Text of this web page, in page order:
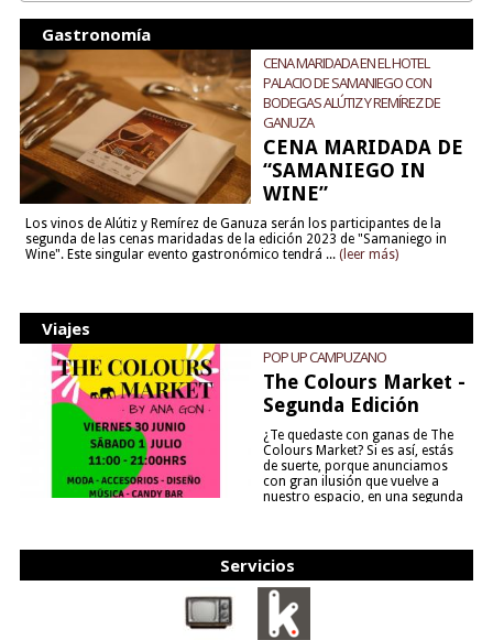
Gastronomía
CENA MARIDADA EN EL HOTEL
PALACIO DE SAMANIEGO CON
BODEGAS ALÚTIZ Y REMÍREZ DE
GANUZA
CENA MARIDADA DE
“SAMANIEGO IN
WINE”
Los vinos de Alútiz y Remírez de Ganuza serán los participantes de la
segunda de las cenas maridadas de la edición 2023 de "Samaniego in
Wine". Este singular evento gastronómico tendrá ... (leer más)
Viajes
POP UP CAMPUZANO
The Colours Market -
Segunda Edición
¿Te quedaste con ganas de The
Colours Market? Si es así, estás
de suerte, porque anunciamos
con gran ilusión que vuelve a
nuestro espacio, en una segunda
Servicios